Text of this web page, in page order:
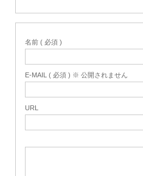
名前 ( 必須 )
E-MAIL ( 必須 ) ※ 公開されません
URL